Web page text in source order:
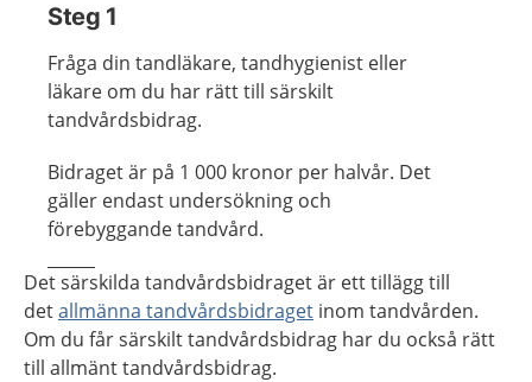
Steg 1
Fråga din tandläkare, tandhygienist eller
läkare om du har rätt till särskilt
tandvårdsbidrag.
Bidraget är på 1 000 kronor per halvår. Det
gäller endast undersökning och
förebyggande tandvård.
Det särskilda tandvårdsbidraget är ett tillägg till
detallmänna tandvårdsbidraget inom tandvården.
Om du får särskilt tandvårdsbidrag har du också rätt
till allmänt tandvårdsbidrag.